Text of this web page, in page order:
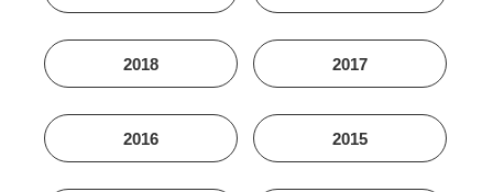
2018 2017
2016 2015